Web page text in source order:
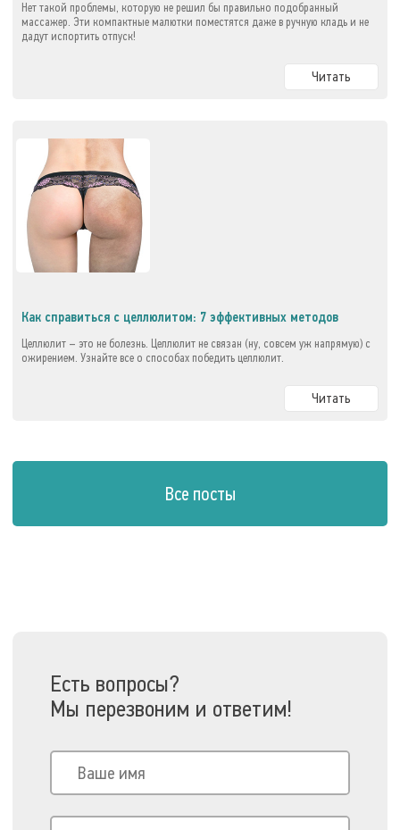
Нет такой проблемы, которую не решил бы правильно подобранный
массажер. Эти компактные малютки поместятся даже в ручную кладь и не
дадут испортить отпуск!
Читать
Как справиться с целлюлитом: 7 эффективных методов
Целлюлит – это не болезнь. Целлюлит не связан (ну, совсем уж напрямую) с
ожирением. Узнайте все о способах победить целлюлит.
Читать
Все посты
Есть вопросы?
Мы перезвоним и ответим!